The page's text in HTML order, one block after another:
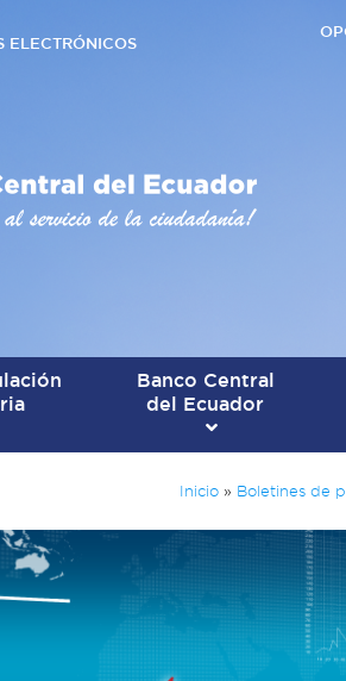
ELECTRÓNICOS
Banco Central
del Ecuador
Inicio » Boletines de